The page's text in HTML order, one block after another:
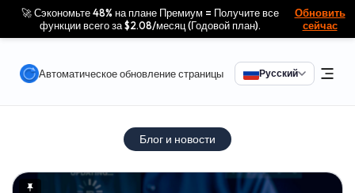
🚀 Сэкономьте 48% на плане Премиум = Получите все
функции всего за $2.08/месяц (Годовой план).
Обновить
сейчас
Автоматическое обновление страницы Русский
Блог и новости